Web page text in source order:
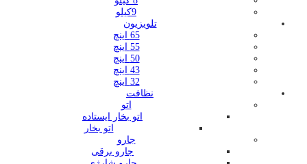
9کیلو
تلویزیون
65 اینچ
55 اینچ
50 اینچ
43 اینچ
32 اینچ
نظافت
اتو
اتو بخار ایستاده
اتو بخار
جارو
جارو برقی